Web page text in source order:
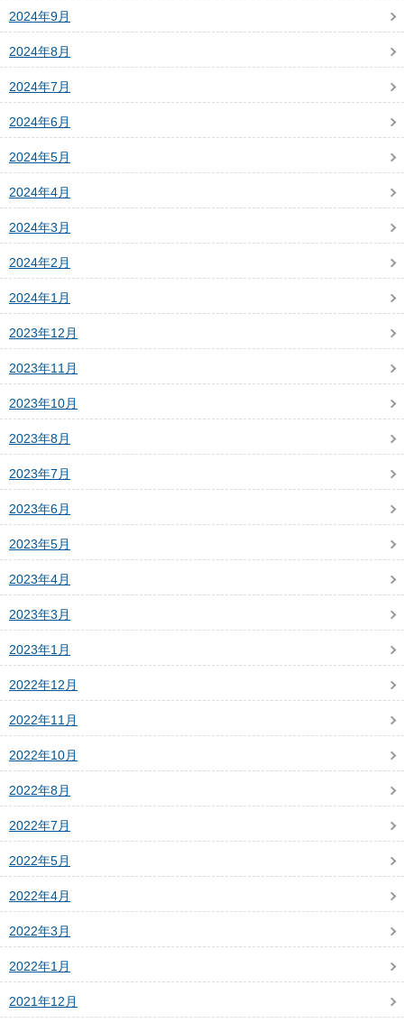
2024年9月
2024年8月
2024年7月
2024年6月
2024年5月
2024年4月
2024年3月
2024年2月
2024年1月
2023年12月
2023年11月
2023年10月
2023年8月
2023年7月
2023年6月
2023年5月
2023年4月
2023年3月
2023年1月
2022年12月
2022年11月
2022年10月
2022年8月
2022年7月
2022年5月
2022年4月
2022年3月
2022年1月
2021年12月